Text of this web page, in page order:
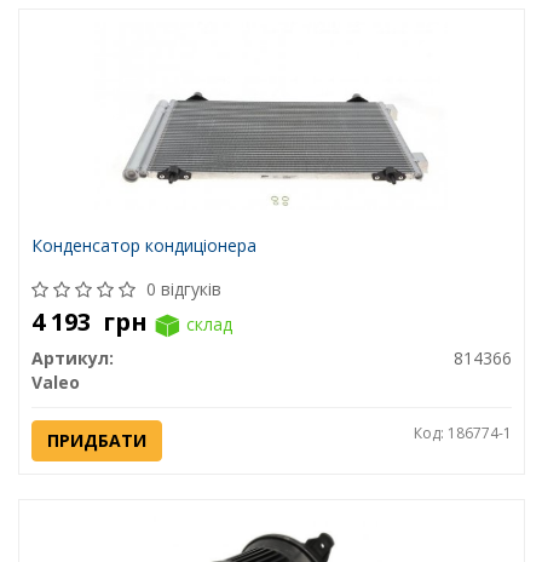
Конденсатор кондиціонера
0 відгуків
4 193 грн
склад
Артикул:
814366
Valeo
ПРИДБАТИ Код: 186774-1